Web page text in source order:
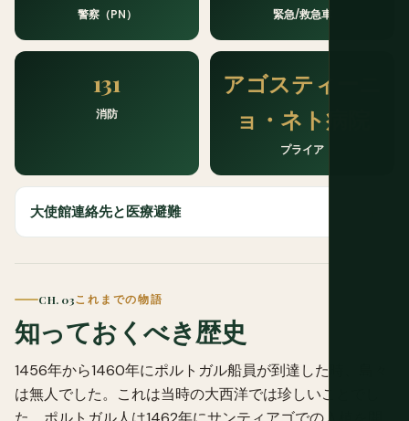
警察（PN） 緊急/救急車
131
消防
アゴスティーニ
ョ・ネト病院
プライア
大使館連絡先と医療避難
CH. 03これまでの物語
知っておくべき歴史
1456年から1460年にポルトガル船員が到達した時、島々
は無人でした。これは当時の大西洋では珍しいことでし